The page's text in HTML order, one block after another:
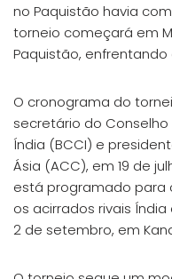
no Paquistão havia
torneio começará em
Paquistão,
O cronograma do
secretário do
Índia (BCCI) e
Ásia (ACC), em 19 de
está programado para
os acirrados rivais
2 de setembro, em